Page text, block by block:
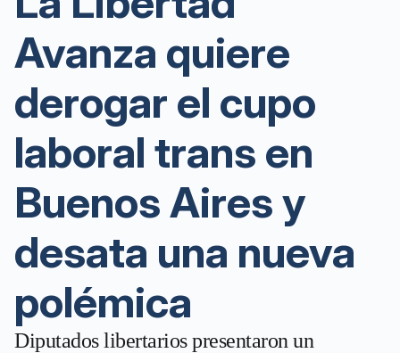
Avanza quiere
derogar el cupo
laboral trans en
Buenos Aires y
desata una nueva
polémica
Diputados libertarios presentaron un